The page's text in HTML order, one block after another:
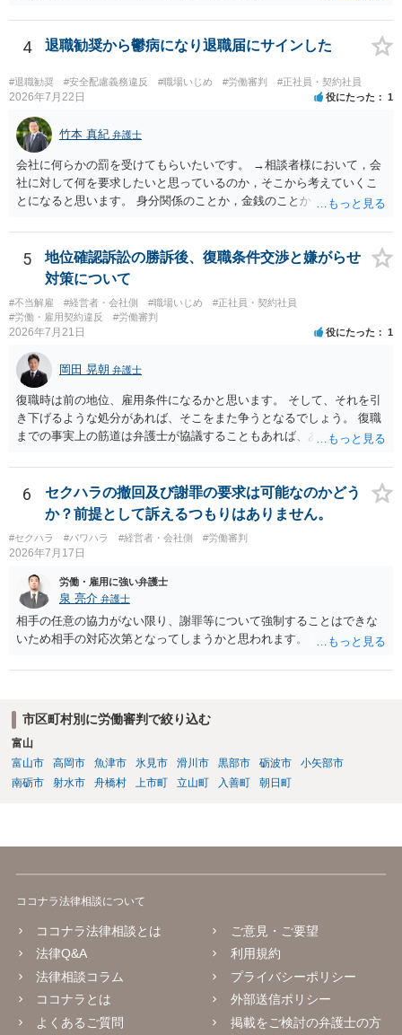
が・・・）。極めて専門的な話ですので、詳細もしくは対応を最寄り
4 退職勧奨から鬱病になり退職届にサインした
#退職勧奨 #安全配慮義務違反 #職場いじめ #労働審判 #正社員・契約社員
2026年7月22日 役にたった 1
竹本 真紀 弁護士
会社に何らかの罰を受けてもらいたいです。 →相談者様において，会
社に対して何を要求したいと思っているのか，そこから考えていくこ
とになると思います。 身分関係のことか，金銭のことか，会社自体に
わからない，そういう状態なのであれば，その点を検討していくこと
から始めるのがよいと思います。
5
地位確認訴訟の勝訴後、復職条件交渉と嫌がらせ
対策について
#不当解雇 #経営者・会社側 #職場いじめ
#正社員・契約社員
#労働・雇用契約違反
#労働審判
2026年7月21日 役にたった 1
岡田 晃朝 弁護士
復職時は前の地位、雇用条件になるかと思います。 そして、それを引
き下げるような処分があれば、そこをまた争うとなるでしょう。 復職
までの事実上の筋道は弁護士が協議することもあれば、あなたがご自
ょうから、別途費用が発生することもありますが、出勤日時の設定く
らいならサービスでしてくれるかもしれません。
6
セクハラの撤回及び謝罪の要求は可能なのかどう
か？前提として訴えるつもりはありません。
#セクハラ #パワハラ #経営者・会社側 #労働審判
2026年7月17日
労働・雇用に強い弁護士
泉 亮介 弁護士
相手の任意の協力がない限り、謝罪等について強制することはできな
いため相手の対応次第となってしまうかと思われます。
市区町村別に労働審判で絞り込む
富山
富山市
高岡市 魚津市 氷見市 滑川市 黒部市 砺波市
小矢部市
南砺市
射水市 舟橋村 上市町 立山町 入善町 朝日町
ココナラ法律相談について
ココナラ法律相談とは
法律Q&A
法律相談コラム
ココナラとは
よくあるご質問
ご意見・ご要望
利用規約
プライバシーポリシー
外部送信ポリシー
掲載をご検討の弁護士の方